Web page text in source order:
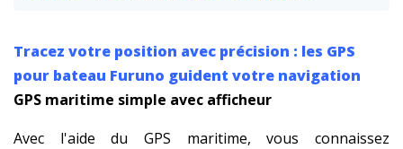
Tracez votre position avec précision : les GPS
pour bateau Furuno guident votre navigation
GPS maritime simple avec afficheur
Avec l'aide du GPS maritime, vous connaissez